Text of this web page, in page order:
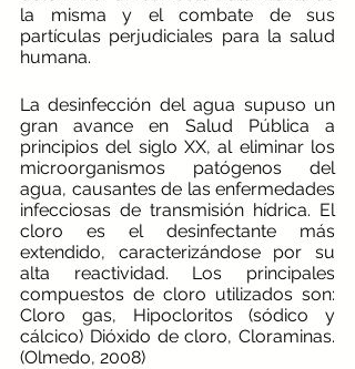
la misma y el combate de sus
partículas perjudiciales para la salud
humana.
La desinfección del agua supuso un
gran avance en Salud Pública a
principios del siglo XX, al eliminar los
microorganismos patógenos del
agua, causantes de las enfermedades
infecciosas de transmisión hídrica. El
cloro es el desinfectante más
extendido, caracterizándose por su
alta reactividad. Los principales
compuestos de cloro utilizados son:
Cloro gas, Hipocloritos (sódico y
cálcico) Dióxido de cloro, Cloraminas.
(Olmedo, 2008)